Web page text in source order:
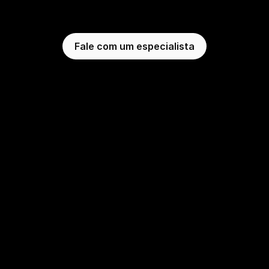
de pagamentos homogênea, sem fricção e com a
Fale com um especialista